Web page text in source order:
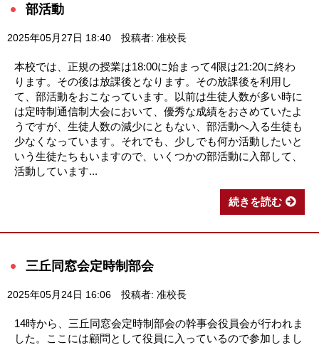
部活動
2025年05月27日 18:40 投稿者: 准校長
本校では、正規の授業は18:00に始まって4限は21:20に終わ
ります。その後は放課後となります。その放課後を利用し
て、部活動をおこなっています。以前は生徒人数が多い時に
は定時制通信制大会において、優秀な成績をおさめていたよ
うですが、生徒人数の減少にともない、部活動へ入る生徒も
少なくなっています。それでも、少しでも何か活動したいと
いう生徒たちもいますので、いくつかの部活動に入部して、
活動しています...
続きを読む
三丘同窓会定時制部会
2025年05月24日 16:06 投稿者: 准校長
14時から、三丘同窓会定時制部会の幹事会役員会が行われま
した。ここには顧問として役員に入っているので参加しまし